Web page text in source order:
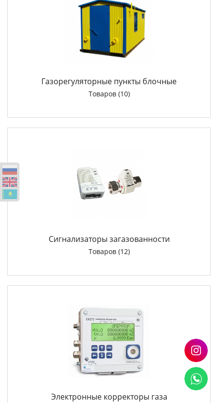
Газорегуляторные пункты блочные
Товаров (10)
Сигнализаторы загазованности
Товаров (12)
Электронные корректоры газа